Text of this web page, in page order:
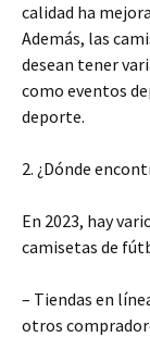
calidad ha
Además, las
desean tener
como eventos
deporte.
2. ¿Dónde
En 2023, hay
camisetas de
– Tiendas en
otros